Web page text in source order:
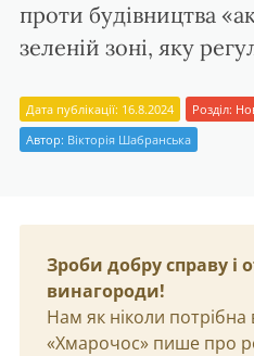
проти будівництва
зеленій зоні, яку
Дата публікації: 16.8.2024 Розділ:
Автор: Вікторія Шабранська
Зроби добру справу і
винагороди!
Нам як ніколи
«Хмарочос» пише про